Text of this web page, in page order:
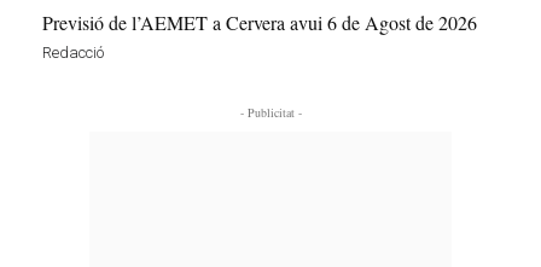
Previsió de l’AEMET a Cervera avui 6 de Agost de 2026
Redacció
- Publicitat -